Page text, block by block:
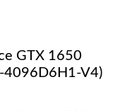
GTX 1650
4096D6H1-V4)